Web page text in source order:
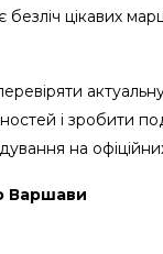
цікавих
і зробити
на
Варшави